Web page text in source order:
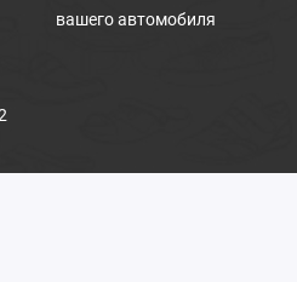
вашего автомобиля